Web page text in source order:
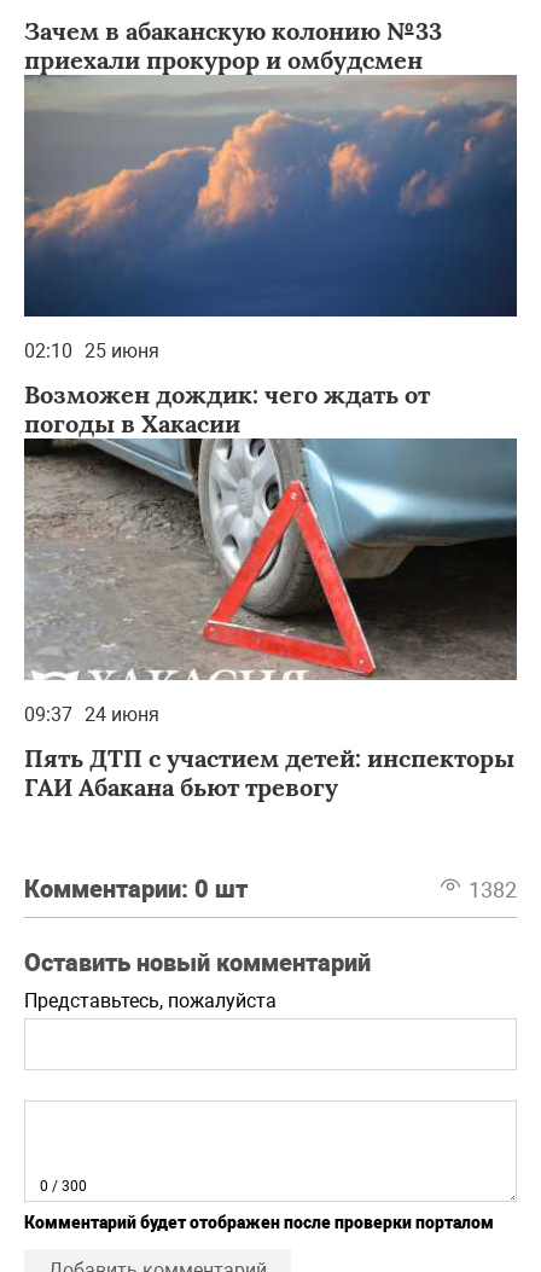
Зачем в абаканскую колонию №33
приехали прокурор и омбудсмен
02:10 25 июня
Возможен дождик: чего ждать от
погоды в Хакасии
09:37 24 июня
Пять ДТП с участием детей: инспекторы
ГАИ Абакана бьют тревогу
Комментарии: 0 шт 1382
Оставить новый комментарий
Представьтесь, пожалуйста
0 / 300
Комментарий будет отображен после проверки порталом